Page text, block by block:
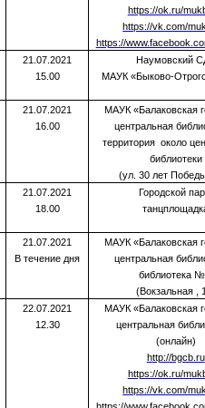
https://ok.ru/
https://vk.com/
https://
21.07.2021
15.00
Наумовский
МАУК «Быково-
21.07.2021
16.00
МАУК «Балаковская
центральная
территория около
библиотеки
(ул. 30 лет
21.07.2021
18.00
Городской
21.07.2021
В течение дня
МАУК «Балаковская
центральная
библиотека
(Вокзальная ,
22.07.2021
12.30
МАУК «Балаковская
центральная
(онлайн)
http://bgcb.ru
https://ok.ru/
https://vk.com/